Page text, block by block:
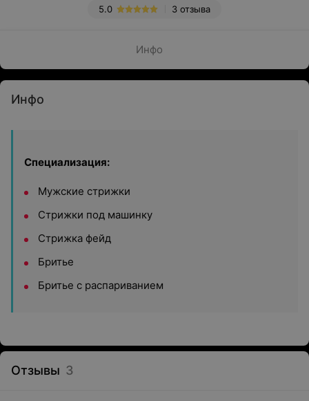
3 отзыва
5.0
Инфо
Инфо
Специализация:
Мужские стрижки
Стрижки под машинку
Стрижка фейд
Бритье
Бритье с распариванием
Отзывы 3